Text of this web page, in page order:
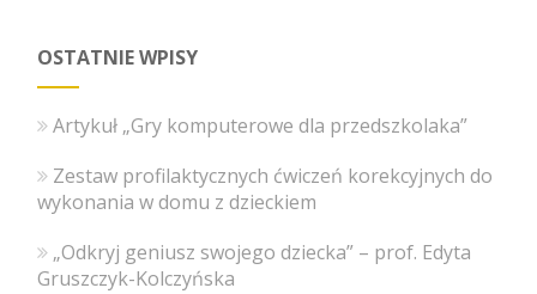
OSTATNIE WPISY
Artykuł „Gry komputerowe dla przedszkolaka”
Zestaw profilaktycznych ćwiczeń korekcyjnych do
wykonania w domu z dzieckiem
„Odkryj geniusz swojego dziecka” – prof. Edyta
Gruszczyk-Kolczyńska